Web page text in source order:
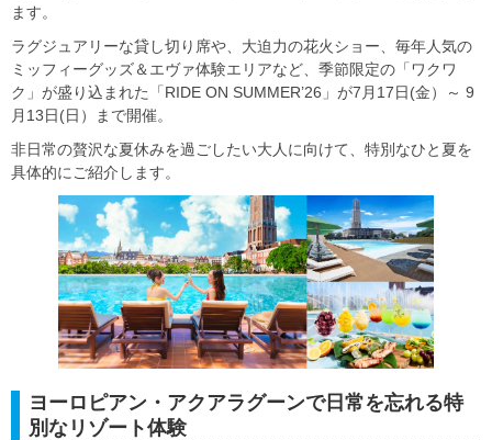
ます。
ラグジュアリーな貸し切り席や、大迫力の花火ショー、毎年人気の
ミッフィーグッズ＆エヴァ体験エリアなど、季節限定の「ワクワ
ク」が盛り込まれた「RIDE ON SUMMER’26」が7月17日(金）～ 9
月13日(日）まで開催。
非日常の贅沢な夏休みを過ごしたい大人に向けて、特別なひと夏を
具体的にご紹介します。
ヨーロピアン・アクアラグーンで日常を忘れる特
別なリゾート体験